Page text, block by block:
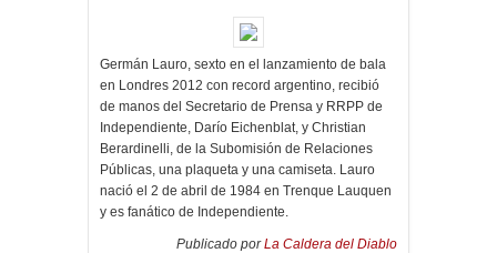
Germán Lauro, sexto en el lanzamiento de bala
en Londres 2012 con record argentino, recibió
de manos del Secretario de Prensa y RRPP de
Independiente, Darío Eichenblat, y Christian
Berardinelli, de la Subomisión de Relaciones
Públicas, una plaqueta y una camiseta. Lauro
nació el 2 de abril de 1984 en Trenque Lauquen
y es fanático de Independiente.
Publicado porLa Caldera del Diablo